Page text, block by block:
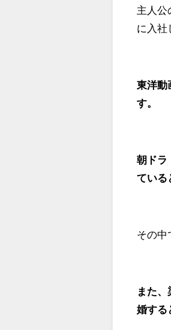
主人公
に入社
東洋動
す。
朝ドラ
ている
その中
また
婚する